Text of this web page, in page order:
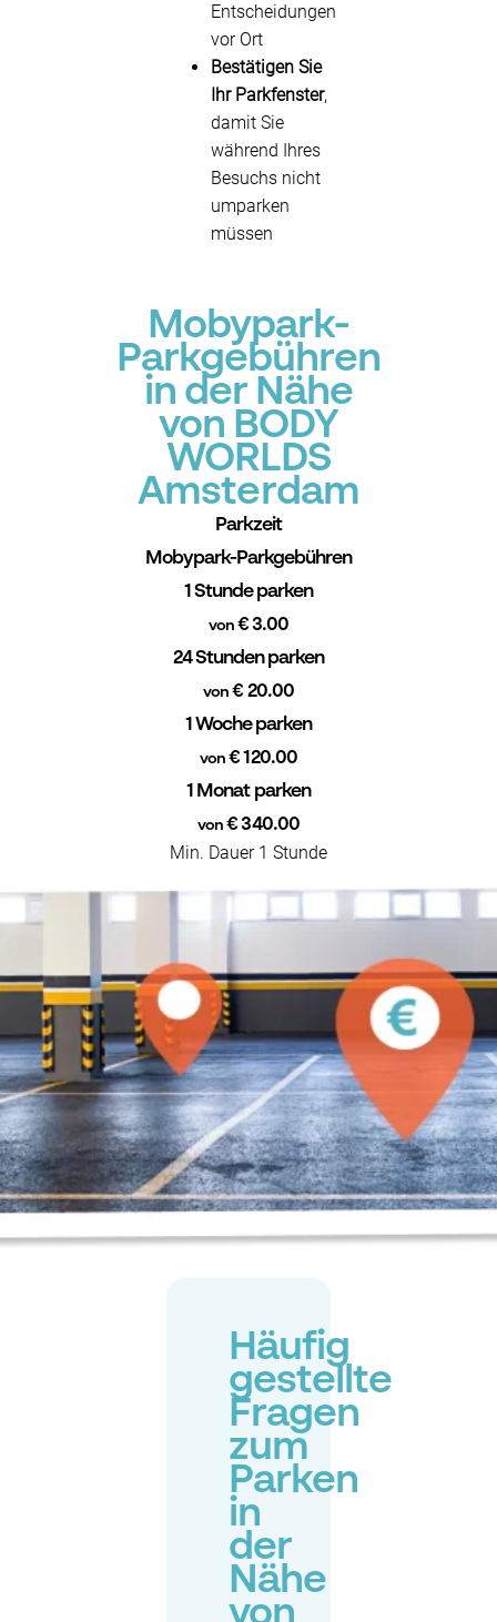
Entscheidungen
vor Ort
Bestätigen Sie
Ihr Parkfenster,
damit Sie
während Ihres
Besuchs nicht
umparken
müssen
Mobypark-
Parkgebühren
in der Nähe
von BODY
WORLDS
Amsterdam
Parkzeit
Mobypark-Parkgebühren
1 Stunde parken
von€ 3.00
24 Stunden parken
von € 20.00
1 Woche parken
von € 120.00
1 Monat parken
von € 340.00
Min. Dauer 1 Stunde
Häufig
gestellte
Fragen
zum
Parken
in
der
Nähe